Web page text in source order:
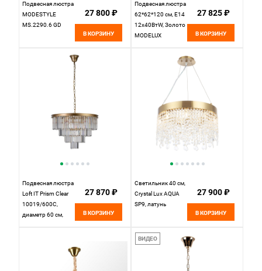
Подвесная люстра
MODESTYLE
MS.2290.6 GD
27 800 ₽
В КОРЗИНУ
Подвесная люстра
62*62*120 см, Е14
12x40ВтW, Золото
MODELUX
27 825 ₽
В КОРЗИНУ
Подвесная люстра
Loft IT Prism Clear
10019/600C,
диаметр 60 см,
27 870 ₽
В КОРЗИНУ
Светильник 40 см,
Crystal Lux AQUA
SP9, латунь
27 900 ₽
В КОРЗИНУ
ВИДЕО